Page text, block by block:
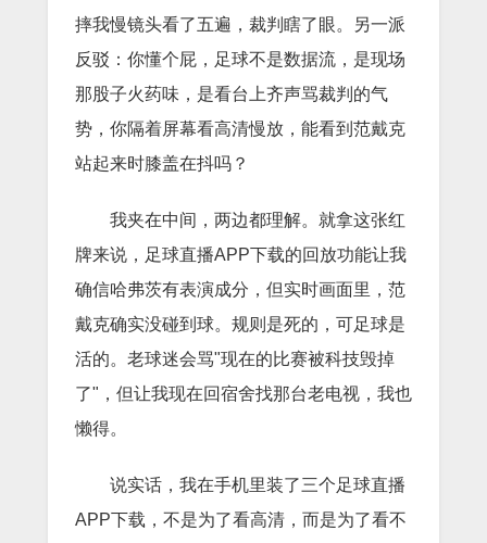
摔我慢镜头看了五遍，裁判瞎了眼。另一派
反驳：你懂个屁，足球不是数据流，是现场
那股子火药味，是看台上齐声骂裁判的气
势，你隔着屏幕看高清慢放，能看到范戴克
站起来时膝盖在抖吗？
我夹在中间，两边都理解。就拿这张红
牌来说，足球直播APP下载的回放功能让我
确信哈弗茨有表演成分，但实时画面里，范
戴克确实没碰到球。规则是死的，可足球是
活的。老球迷会骂"现在的比赛被科技毁掉
了"，但让我现在回宿舍找那台老电视，我也
懒得。
说实话，我在手机里装了三个足球直播
APP下载，不是为了看高清，而是为了看不